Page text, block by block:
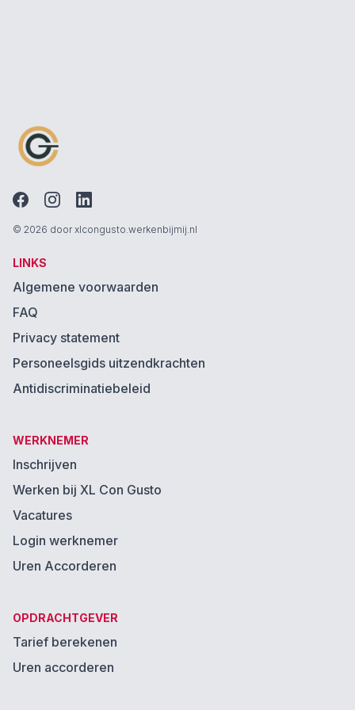
© 2026 door xlcongusto.werkenbijmij.nl
LINKS
Algemene voorwaarden
FAQ
Privacy statement
Personeelsgids uitzendkrachten
Antidiscriminatiebeleid
WERKNEMER
Inschrijven
Werken bij XL Con Gusto
Vacatures
Login werknemer
Uren Accorderen
OPDRACHTGEVER
Tarief berekenen
Uren accorderen